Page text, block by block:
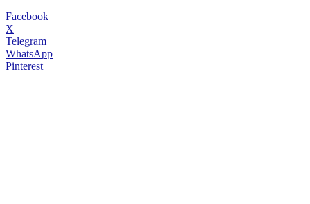
Facebook
X
Telegram
WhatsApp
Pinterest